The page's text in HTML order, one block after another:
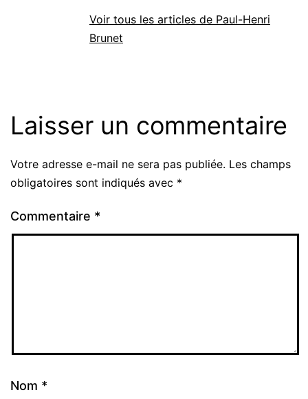
Voir tous les articles de Paul-Henri
Brunet
Laisser un commentaire
Votre adresse e-mail ne sera pas publiée. Les champs
obligatoires sont indiqués avec *
Commentaire *
Nom *